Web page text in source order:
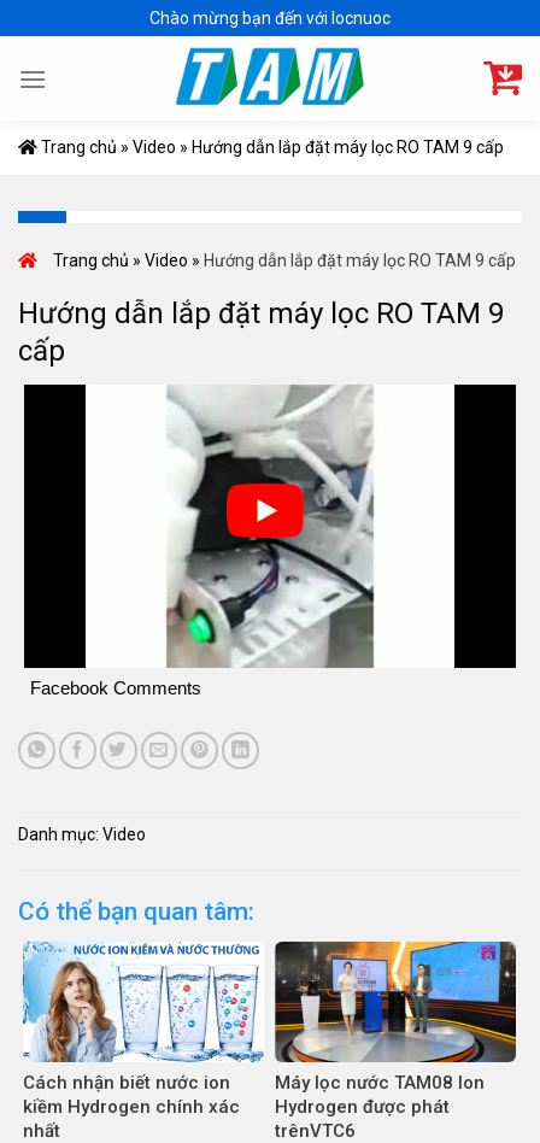
to
content
Chào mừng bạn đến với locnuoc
Trang chủ » Video » Hướng dẫn lắp đặt máy lọc RO TAM 9 cấp
Trang chủ » Video » Hướng dẫn lắp đặt máy lọc RO TAM 9 cấp
Hướng dẫn lắp đặt máy lọc RO TAM 9
cấp
Facebook Comments
Danh mục: Video
Có thể bạn quan tâm:
Cách nhận biết nước ion
kiềm Hydrogen chính xác
nhất
Máy lọc nước TAM08 Ion
Hydrogen được phát
trênVTC6